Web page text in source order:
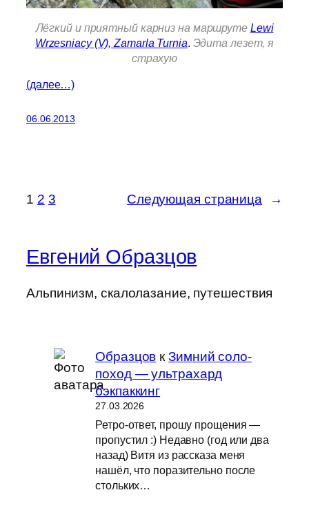
Лёгкий и приятный карниз на маршруте Lewi
Wrzesniacy (V), Zamarla Turnia. Эдита лезет, я
страхую
(далее…)
06.06.2013
1 2 3 Следующая страница →
Евгений Образцов
Альпинизм, скалолазание, путешествия
Образцов кЗимний соло-
поход — ультрахард
бэкпаккинг
27.03.2026
Ретро-ответ, прошу прощения —
пропустил :) Недавно (год или два
назад) Витя из рассказа меня
нашёл, что поразительно после
стольких…